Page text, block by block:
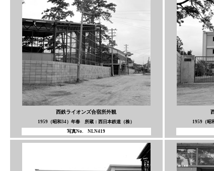
西鉄ライオンズ合宿所外観
1959（昭和34）年春 所蔵：西日本鉄道（株）
写真No. NLN419
1959（昭